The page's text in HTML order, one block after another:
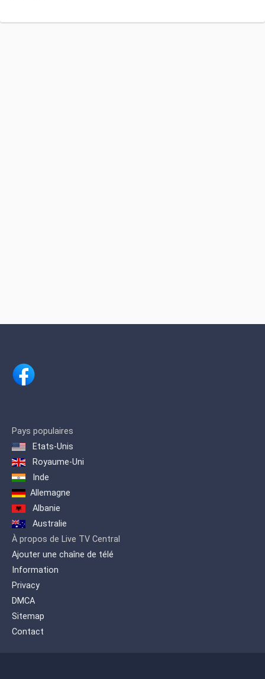
Pays populaires
Etats-Unis
Royaume-Uni
Inde
Allemagne
Albanie
Australie
À propos de Live TV Central
Ajouter une chaîne de télé
Information
Privacy
DMCA
Sitemap
Contact